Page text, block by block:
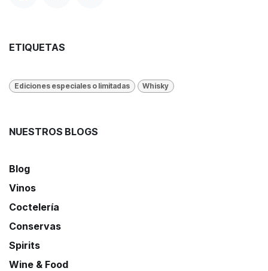
ETIQUETAS
Ediciones especiales o limitadas Whisky
NUESTROS BLOGS
Blog
Vinos
Coctelería
Conservas
Spirits
Wine & Food